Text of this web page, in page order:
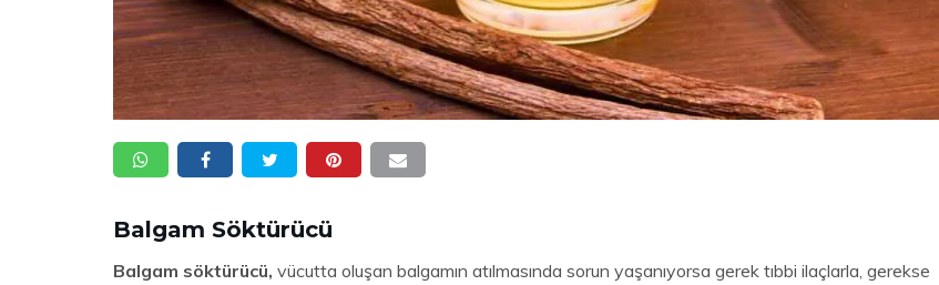
Balgam Söktürücü
Balgam söktürücü, vücutta oluşan balgamın atılmasında sorun yaşanıyorsa gerek tıbbi ilaçlarla, gerekse